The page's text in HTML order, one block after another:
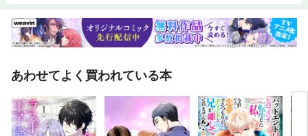
あわせてよく買われている本